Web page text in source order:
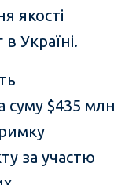
якості
Україні.
суму $435 млн
за участю